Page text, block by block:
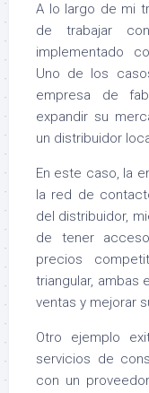
A lo largo de mi
de trabajar
implementado
Uno de los
empresa de
expandir su
un distribuidor
En este caso, la
la red de
del distribuidor,
de tener
precios
triangular, ambas
ventas y mejorar
Otro ejemplo
servicios de
con un